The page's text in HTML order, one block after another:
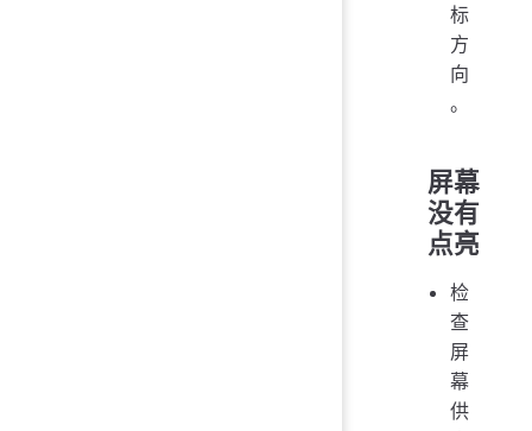
标
方
向
。
屏幕
没有
点亮
检
查
屏
幕
供